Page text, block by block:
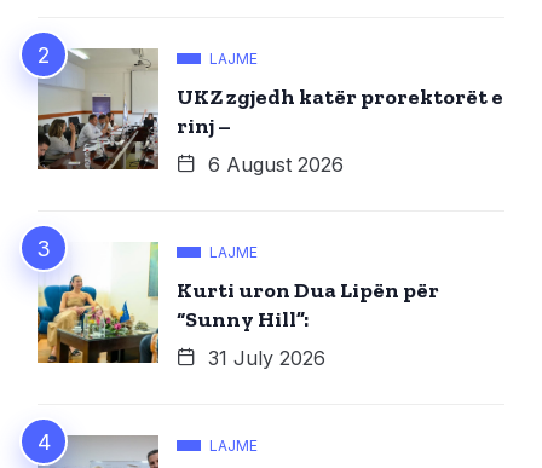
LAJME
UKZ zgjedh katër prorektorët e
rinj –
6 August 2026
LAJME
Kurti uron Dua Lipën për
“Sunny Hill”:
31 July 2026
LAJME